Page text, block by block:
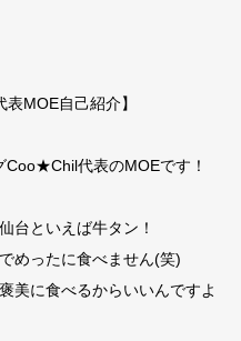
MOE自己紹介】
Coo★Chil代表のMOEです！
台といえば牛タン！
めったに食べません(笑)
美に食べるからいいんですよ